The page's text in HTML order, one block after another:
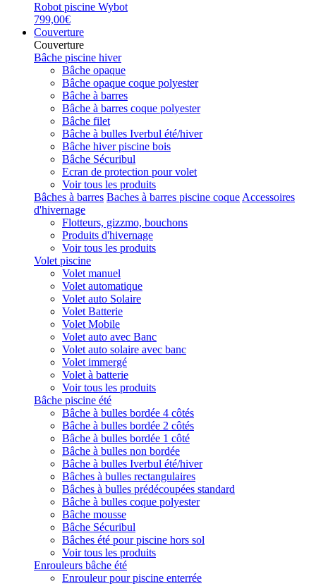
Robot piscine Wybot
799,00€
Couverture
Couverture
Bâche piscine hiver
Bâche opaque
Bâche opaque coque polyester
Bâche à barres
Bâche à barres coque polyester
Bâche filet
Bâche à bulles Iverbul été/hiver
Bâche hiver piscine bois
Bâche Sécuribul
Ecran de protection pour volet
Voir tous les produits
Bâches à barres Baches à barres piscine coque Accessoires
d'hivernage
Flotteurs, gizzmo, bouchons
Produits d'hivernage
Voir tous les produits
Volet piscine
Volet manuel
Volet automatique
Volet auto Solaire
Volet Batterie
Volet Mobile
Volet auto avec Banc
Volet auto solaire avec banc
Volet immergé
Volet à batterie
Voir tous les produits
Bâche piscine été
Bâche à bulles bordée 4 côtés
Bâche à bulles bordée 2 côtés
Bâche à bulles bordée 1 côté
Bâche à bulles non bordée
Bâche à bulles Iverbul été/hiver
Bâches à bulles rectangulaires
Bâches à bulles prédécoupées standard
Bâche à bulles coque polyester
Bâche mousse
Bâche Sécuribul
Bâches été pour piscine hors sol
Voir tous les produits
Enrouleurs bâche été
Enrouleur pour piscine enterrée